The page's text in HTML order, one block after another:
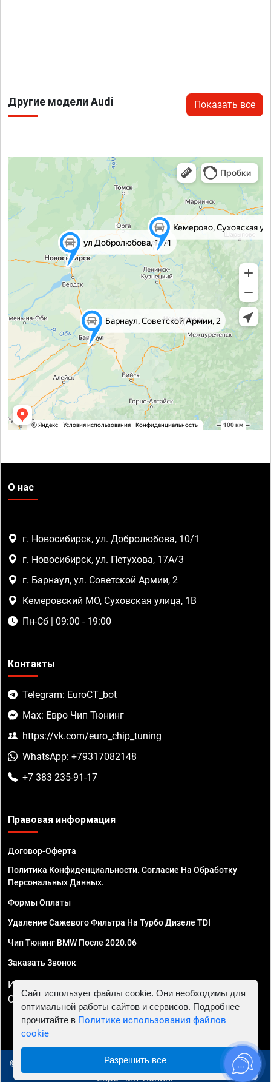
Другие модели Audi Показать все
О нас
г. Новосибирск, ул. Добролюбова, 10/1
г. Новосибирск, ул. Петухова, 17А/3
г. Барнаул, ул. Советской Армии, 2
Кемеровский МО, Суховская улица, 1В
Пн-Сб | 09:00 - 19:00
Контакты
Telegram: EuroCT_bot
Max: Евро Чип Тюнинг
https://vk.com/euro_chip_tuning
WhatsApp: +79317082148
+7 383 235-91-17
Правовая информация
Договор-Оферта
Политика Конфиденциальности. Согласие На Обработку
Персональных Данных.
Формы Оплаты
Удаление Сажевого Фильтра На Турбо Дизеле TDI
Чип Тюнинг BMW После 2020.06
Заказать Звонок
ИП Смирнов Георгий Павлович. ИНН 781302555843,
ОГРНИП 324470400032610
© 2010 - 2026 Чип тюнинг в Новосибирске - Автосервис
"Евро Чип Тюнинг"
Сайт использует файлы cookie. Они необходимы для
оптимальной работы сайтов и сервисов. Подробнее
прочитайте в Политике использования файлов
cookie
Разрешить все